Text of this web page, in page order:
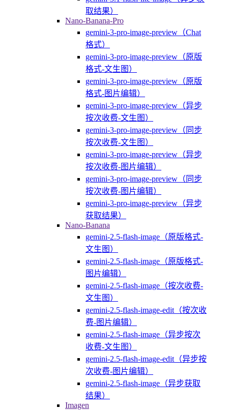
取结果）
Nano-Banana-Pro
gemini-3-pro-image-preview（Chat
格式）
gemini-3-pro-image-preview（原版
格式-文生图）
gemini-3-pro-image-preview（原版
格式-图片编辑）
gemini-3-pro-image-preview（异步
按次收费-文生图）
gemini-3-pro-image-preview（同步
按次收费-文生图）
gemini-3-pro-image-preview（异步
按次收费-图片编辑）
gemini-3-pro-image-preview（同步
按次收费-图片编辑）
gemini-3-pro-image-preview（异步
获取结果）
Nano-Banana
gemini-2.5-flash-image（原版格式-
文生图）
gemini-2.5-flash-image（原版格式-
图片编辑）
gemini-2.5-flash-image（按次收费-
文生图）
gemini-2.5-flash-image-edit（按次收
费-图片编辑）
gemini-2.5-flash-image（异步按次
收费-文生图）
gemini-2.5-flash-image-edit（异步按
次收费-图片编辑）
gemini-2.5-flash-image（异步获取
结果）
Imagen